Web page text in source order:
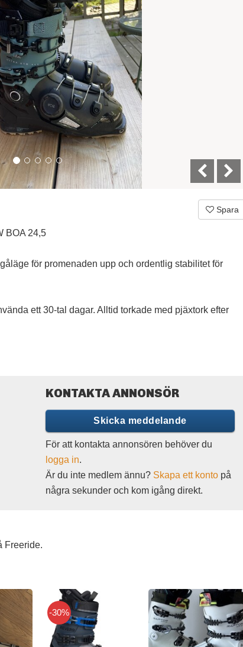
Spara
BOA 24,5
för promenaden upp och ordentlig stabilitet för
ett 30-tal dagar. Alltid torkade med pjäxtork efter
KONTAKTA ANNONSÖR
Skicka meddelande
För att kontakta annonsören behöver du
logga in.
Är du inte medlem ännu? Skapa ett konto på
några sekunder och kom igång direkt.
Freeride.
-30%